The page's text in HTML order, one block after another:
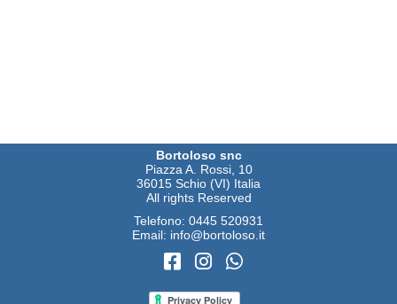
Bortoloso snc
Piazza A. Rossi, 10
36015 Schio (VI) Italia
All rights Reserved
Telefono: 0445 520931
Email: info@bortoloso.it